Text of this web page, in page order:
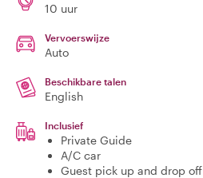
10 uur
Vervoerswijze
Auto
Beschikbare talen
English
Inclusief
Private Guide
A/C car
Guest pick up and drop off